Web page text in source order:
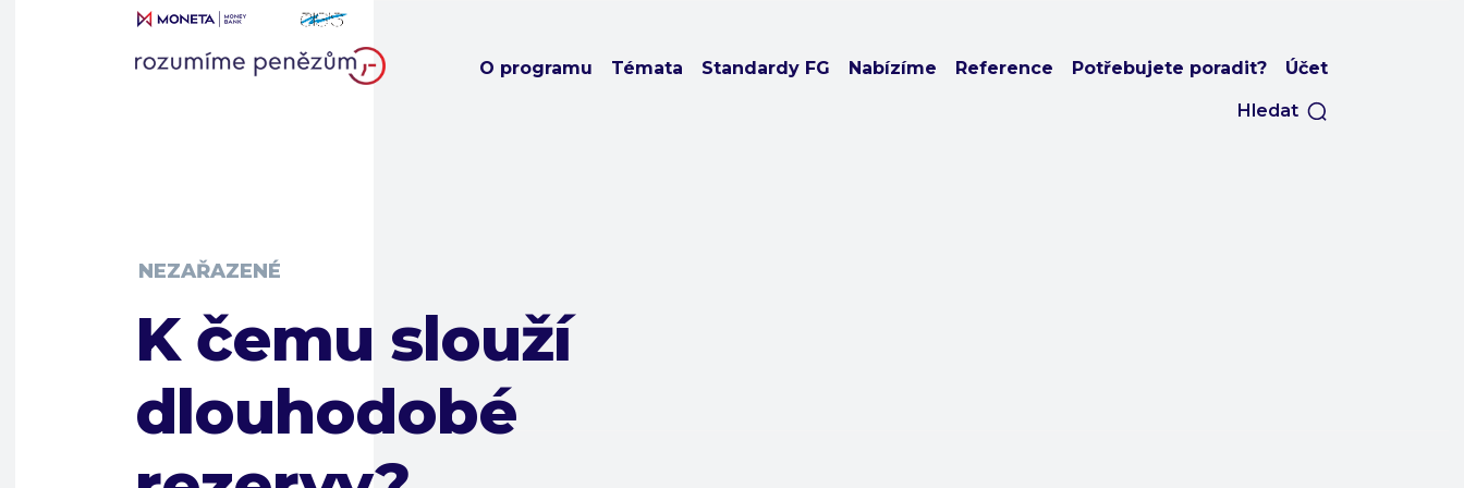
O programu Témata Standardy FG Nabízíme Reference Potřebujete poradit? Účet
Hledat
NEZAŘAZENÉ
K čemu slouží
dlouhodobé